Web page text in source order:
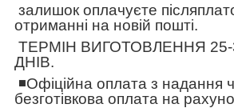
залишок оплачуєте
отриманні на новій пошті.
ТЕРМІН ВИГОТОВЛЕННЯ
ДНІВ.
◾️Офіційна оплата з надання
безготівкова оплата на